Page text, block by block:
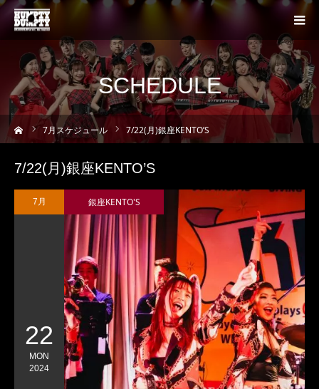
SCHEDULE
ム 7月スケジュール 7/22(月)銀座KENTO’S
7/22(月)銀座KENTO’S
7月
22
MON
2024
銀座KENTO'S